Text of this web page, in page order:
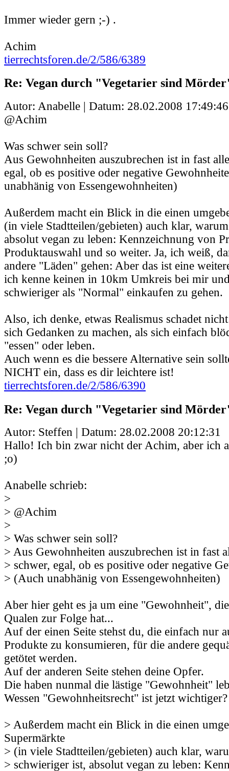
Immer wieder gern ;-) .
Achim
tierrechtsforen.de/2/586/6389
Re: Vegan durch "Vegetarier sind
Autor: Anabelle | Datum: 28.02.2008 17:49:46
@Achim
Was schwer sein soll?
Aus Gewohnheiten auszubrechen ist in fast
egal, ob es positive oder negative
unabhänig von Essengewohnheiten)
Außerdem macht ein Blick in die einen
(in viele Stadtteilen/gebieten) auch klar,
absolut vegan zu leben: Kennzeichnung von
Produktauswahl und so weiter. Ja, ich weiß,
andere "Läden" gehen: Aber das ist eine
ich kenne keinen in 10km Umkreis bei mir
schwieriger als "Normal" einkaufen zu gehen.
Also, ich denke, etwas Realismus schadet
sich Gedanken zu machen, als sich einfach
"essen" oder leben.
Auch wenn es die bessere Alternative sein
NICHT ein, dass es dir leichtere ist!
tierrechtsforen.de/2/586/6390
Re: Vegan durch "Vegetarier sind
Autor: Steffen | Datum: 28.02.2008 20:12:31
Hallo! Ich bin zwar nicht der Achim, aber ich
;o)
Anabelle schrieb:
>
> @Achim
>
> Was schwer sein soll?
> Aus Gewohnheiten auszubrechen ist in fast
> schwer, egal, ob es positive oder negative
> (Auch unabhänig von Essengewohnheiten)
Aber hier geht es ja um eine "Gewohnheit",
Qualen zur Folge hat...
Auf der einen Seite stehst du, die einfach nur
Produkte zu konsumieren, für die andere
getötet werden.
Auf der anderen Seite stehen deine Opfer.
Die haben nunmal die lästige "Gewohnheit"
Wessen "Gewohnheitsrecht" ist jetzt wichtiger?
> Außerdem macht ein Blick in die einen
Supermärkte
> (in viele Stadtteilen/gebieten) auch klar,
> schwieriger ist, absolut vegan zu leben: